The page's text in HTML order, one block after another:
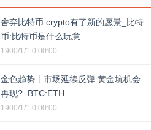
舍弃比特币 crypto有了新的愿景_比特
币:比特币是什么玩意
1900/1/1 0:00:00
金色趋势丨市场延续反弹 黄金坑机会
再现?_BTC:ETH
1900/1/1 0:00:00